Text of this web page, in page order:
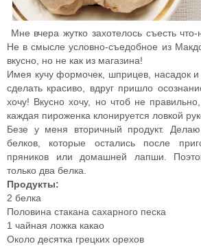
Мне вчера жутко захотелось съесть
Не в смысле условно-съедобное из
вкусно, но не как из магазина!
Имея кучу формочек, шприцев, насадок и
сделать красиво, вдруг пришло
хочу! Вкусно хочу, но чтоб не
каждая пироженка клонируется ловкой
Безе у меня вторичный продукт.
белков, которые остались после
пряников или домашней лапши.
только два белка.
Продукты:
2 белка
Половина стакана сахарного песка
1 чайная ложка какао
Около десятка грецких орехов